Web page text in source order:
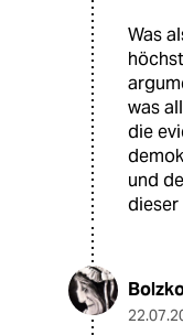
Was
was
die
und
dieser